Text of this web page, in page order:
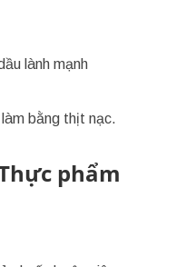
lành mạnh
bằng thịt nạc.
phẩm